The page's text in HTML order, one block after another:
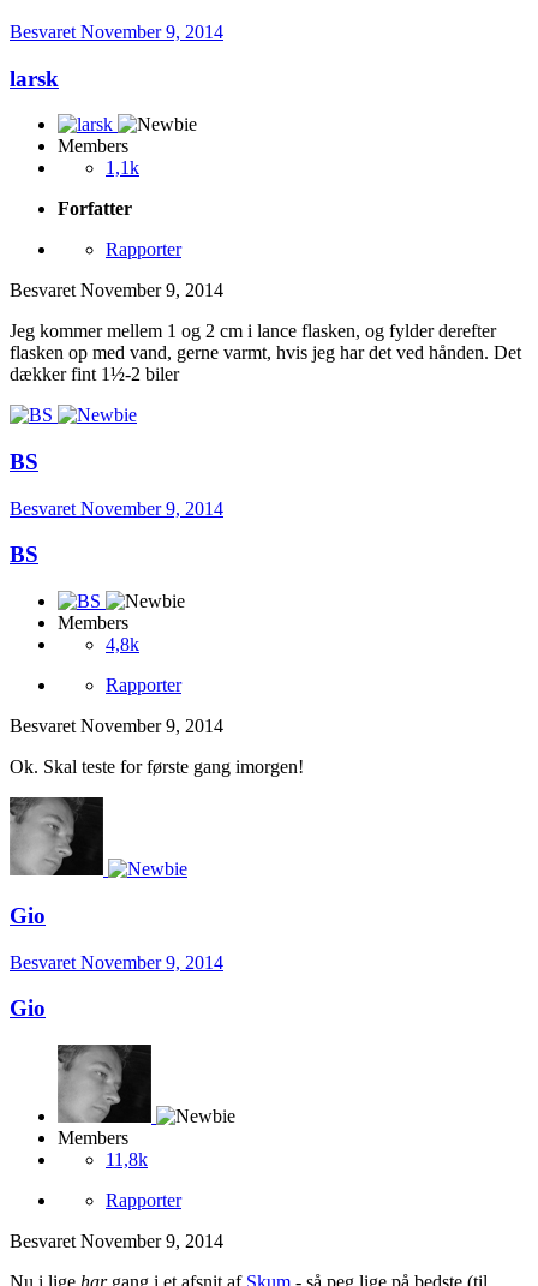
Besvaret November 9, 2014
larsk
Members
1,1k
Forfatter
Rapporter
Besvaret November 9, 2014
Jeg kommer mellem 1 og 2 cm i lance flasken, og fylder derefter
flasken op med vand, gerne varmt, hvis jeg har det ved hånden. Det
dækker fint 1½-2 biler
BS
Besvaret November 9, 2014
BS
Members
4,8k
Rapporter
Besvaret November 9, 2014
Ok. Skal teste for første gang imorgen!
Gio
Besvaret November 9, 2014
Gio
Members
11,8k
Rapporter
Besvaret November 9, 2014
Nu i lige hargang i et afsnit af Skum - så peg lige på bedste (til